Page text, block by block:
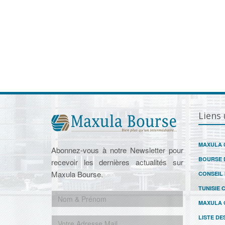
Abonnez-vous à notre Newsletter pour
recevoir les dernières actualités sur
Maxula Bourse.
Liens
MAXULA
BOURSE
CONSEIL
TUNISIE
MAXULA
LISTE